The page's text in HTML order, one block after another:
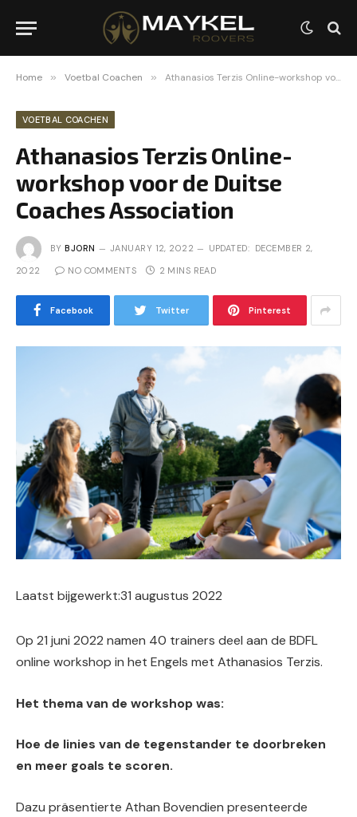
Home » Voetbal Coachen » Athanasios Terzis Online-workshop voor de Duitse Coaches Association
VOETBAL COACHEN
Athanasios Terzis Online-
workshop voor de Duitse
Coaches Association
BY BJORN JANUARY 12, 2022 UPDATED: DECEMBER 2,
2022 NO COMMENTS 2 MINS READ
Facebook Twitter Pinterest
Laatst bijgewerkt:31 augustus 2022
Op 21 juni 2022 namen 40 trainers deel aan de BDFL
online workshop in het Engels met Athanasios Terzis.
Het thema van de workshop was:
Hoe de linies van de tegenstander te doorbreken
en meer goals te scoren.
Dazu präsentierte Athan Bovendien presenteerde